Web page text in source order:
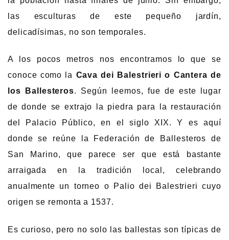
las esculturas de este pequeño jardín,
delicadísimas, no son temporales.
A los pocos metros nos encontramos lo que se
conoce como la Cava dei Balestrieri o Cantera de
los Ballesteros. Según leemos, fue de este lugar
de donde se extrajo la piedra para la restauración
del Palacio Público, en el siglo XIX. Y es aquí
donde se reúne la Federación de Ballesteros de
San Marino, que parece ser que está bastante
arraigada en la tradición local, celebrando
anualmente un torneo o Palio dei Balestrieri cuyo
origen se remonta a 1537.
Es curioso, pero no solo las ballestas son típicas de